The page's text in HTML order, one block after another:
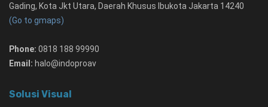
Gading, Kota Jkt Utara, Daerah Khusus Ibukota Jakarta 14240
(Go to gmaps)
Phone: 0818 188 99990
Email: halo@indoproav
Solusi Visual